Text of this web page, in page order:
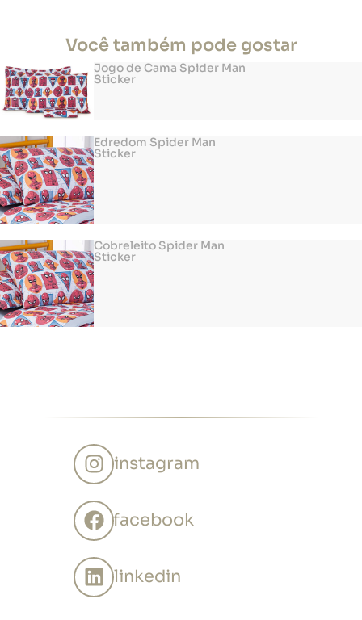
Você também pode gostar
Jogo de Cama Spider Man
Sticker
Edredom Spider Man
Sticker
Cobreleito Spider Man
Sticker
instagram
facebook
linkedin